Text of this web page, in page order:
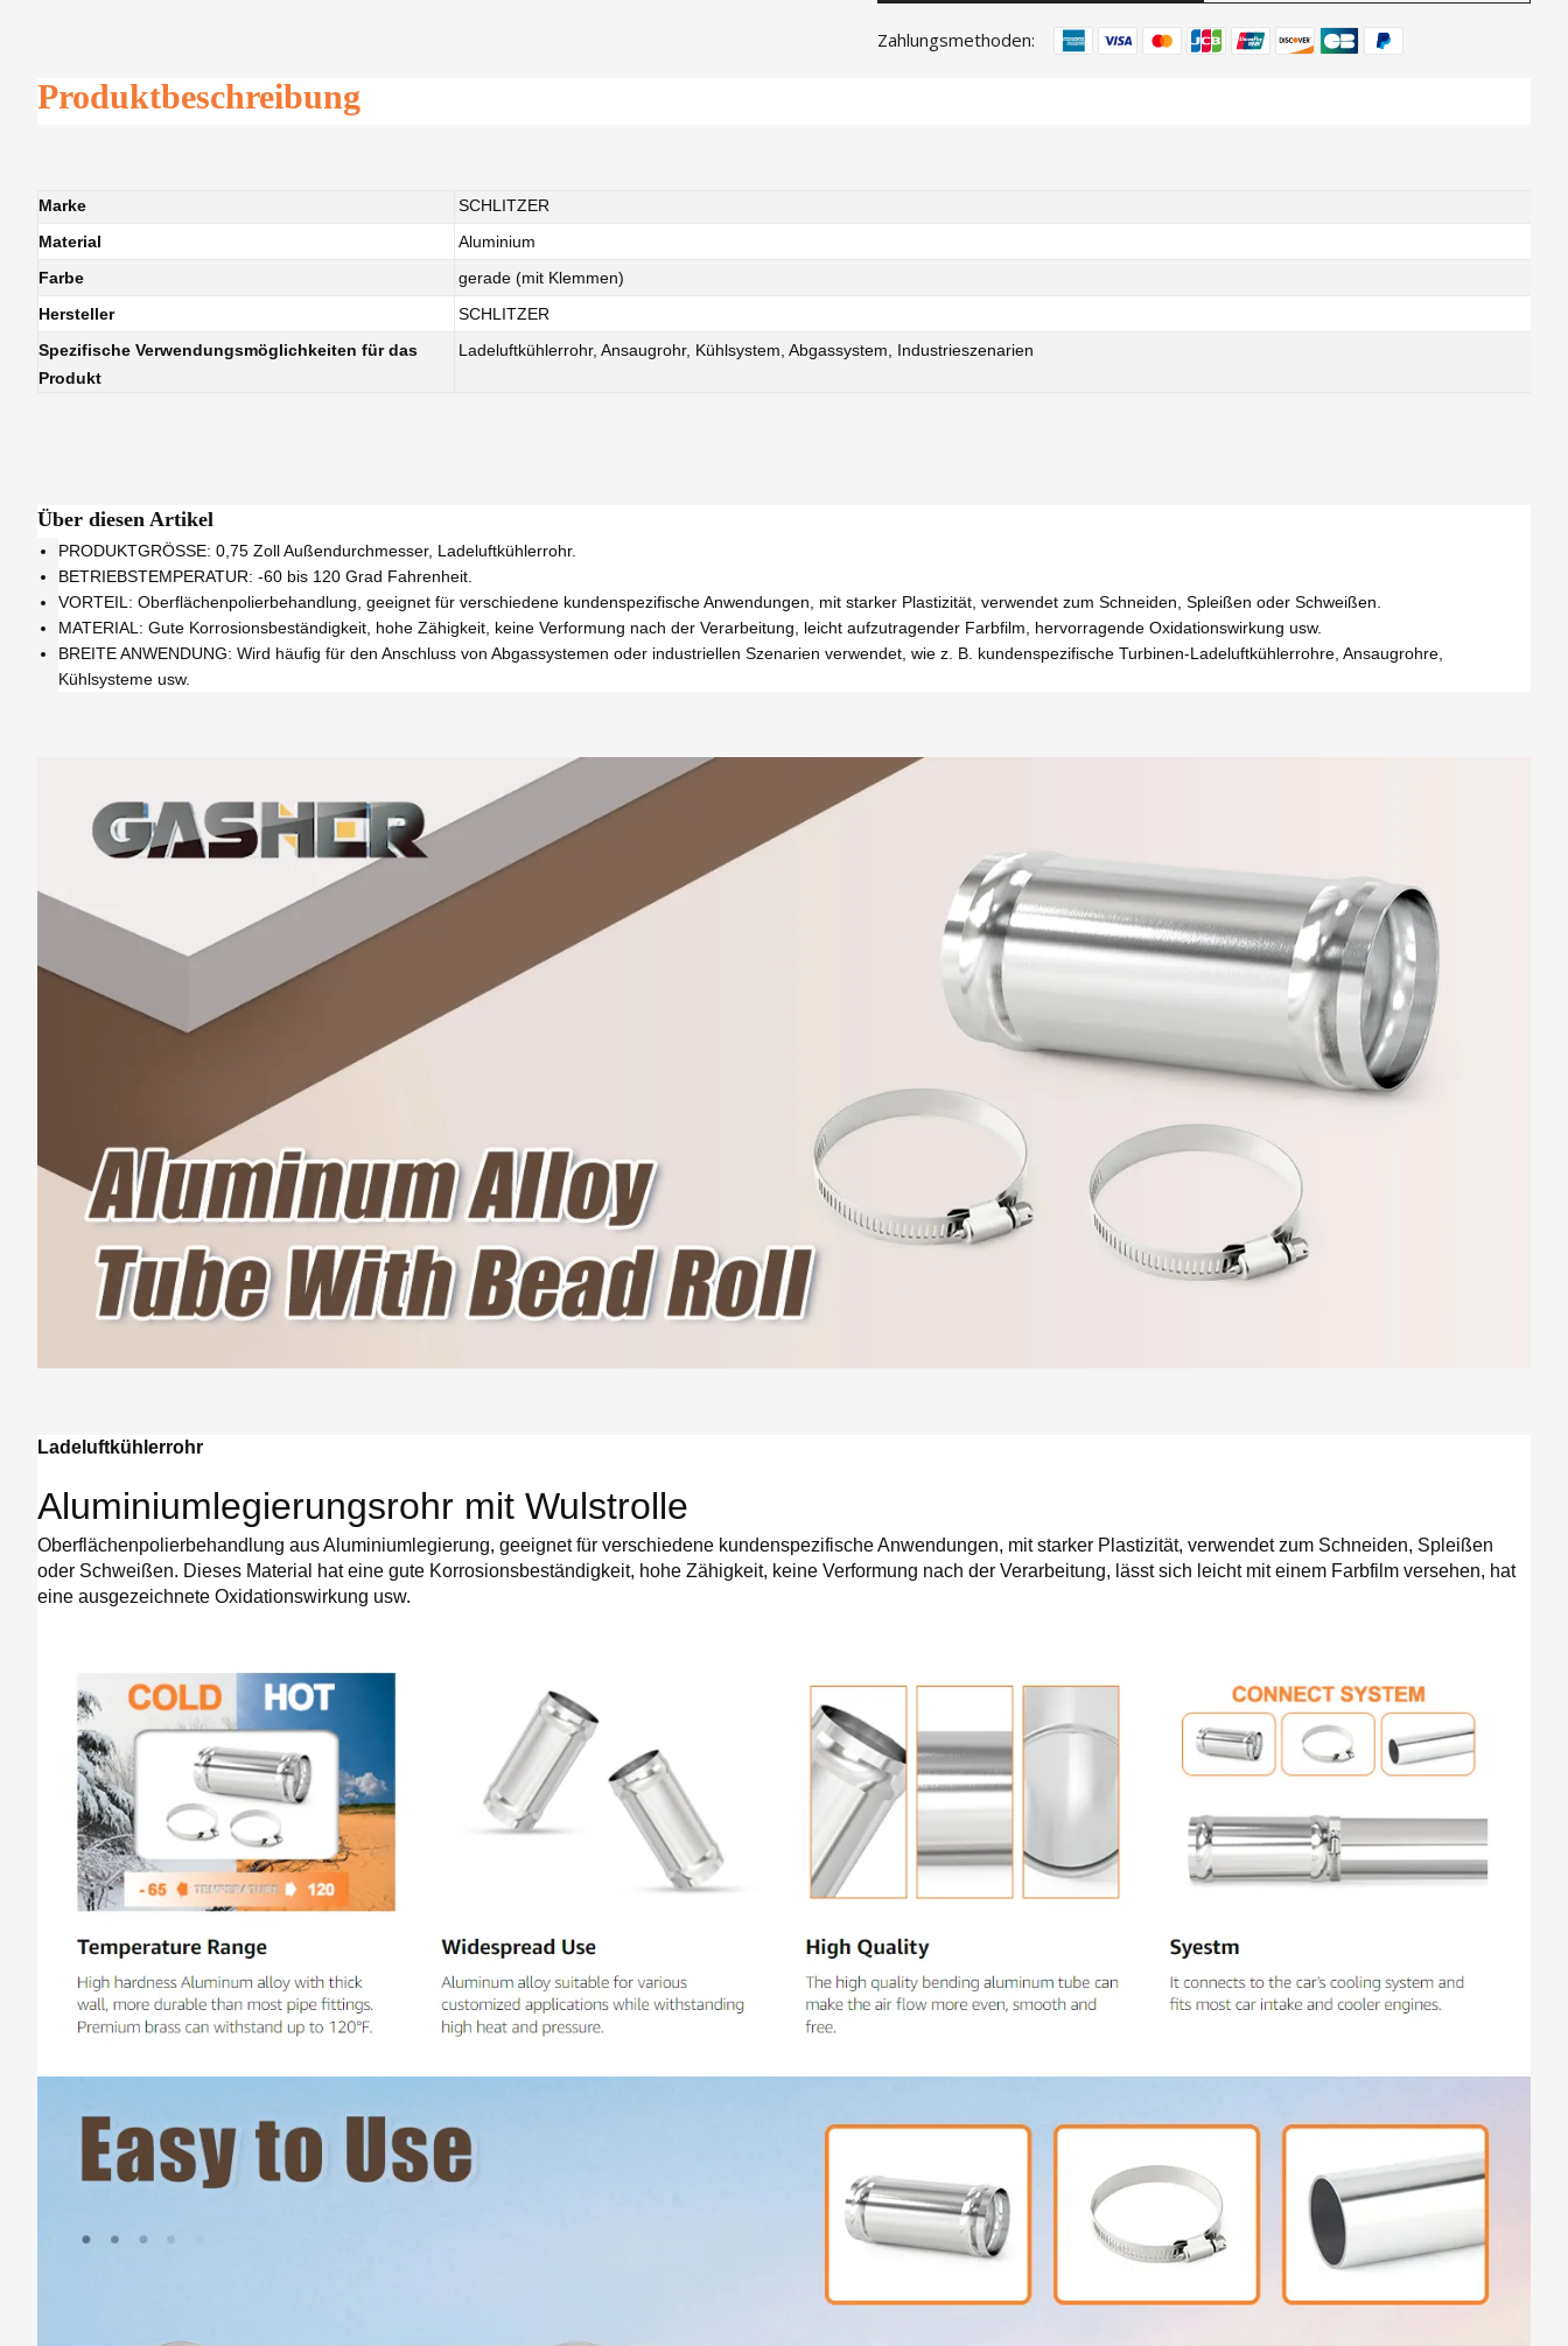
Zahlungsmethoden:
Produktbeschreibung
Marke
SCHLITZER
Material
Aluminium
Farbe
gerade (mit Klemmen)
Hersteller
SCHLITZER
Spezifische Verwendungsmöglichkeiten für das
Produkt
Ladeluftkühlerrohr, Ansaugrohr, Kühlsystem, Abgassystem, Industrieszenarien
Über diesen Artikel
PRODUKTGRÖSSE: 0,75 Zoll Außendurchmesser, Ladeluftkühlerrohr.
BETRIEBSTEMPERATUR: -60 bis 120 Grad Fahrenheit.
VORTEIL: Oberflächenpolierbehandlung, geeignet für verschiedene kundenspezifische Anwendungen, mit starker Plastizität, verwendet zum Schneiden, Spleißen oder Schweißen.
MATERIAL: Gute Korrosionsbeständigkeit, hohe Zähigkeit, keine Verformung nach der Verarbeitung, leicht aufzutragender Farbfilm, hervorragende Oxidationswirkung usw.
BREITE ANWENDUNG: Wird häufig für den Anschluss von Abgassystemen oder industriellen Szenarien verwendet, wie z. B. kundenspezifische Turbinen-Ladeluftkühlerrohre, Ansaugrohre,
Kühlsysteme usw.
Ladeluftkühlerrohr
Aluminiumlegierungsrohr mit Wulstrolle
Oberflächenpolierbehandlung aus Aluminiumlegierung, geeignet für verschiedene kundenspezifische Anwendungen, mit starker Plastizität, verwendet zum Schneiden, Spleißen
oder Schweißen. Dieses Material hat eine gute Korrosionsbeständigkeit, hohe Zähigkeit, keine Verformung nach der Verarbeitung, lässt sich leicht mit einem Farbfilm versehen, hat
eine ausgezeichnete Oxidationswirkung usw.